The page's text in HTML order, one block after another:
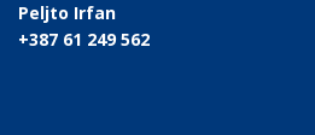
Peljto Irfan
+387 61 249 562